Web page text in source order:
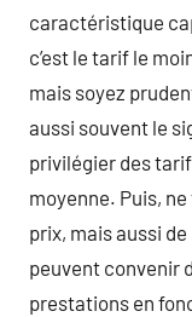
caractéristique
c’est le tarif le
mais soyez
aussi souvent le
privilégier des
moyenne. Puis,
prix, mais aussi
peuvent convenir
prestations en